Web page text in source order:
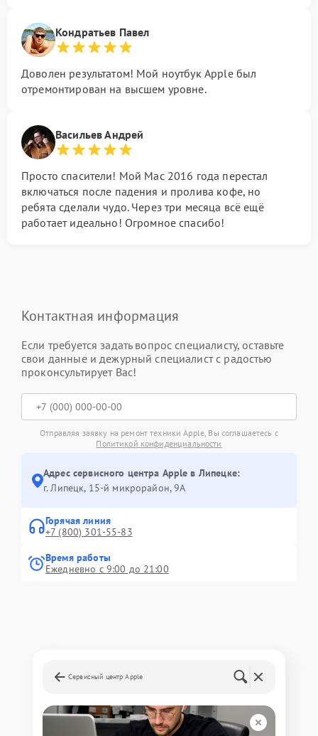
Кондратьев Павел
Доволен результатом! Мой ноутбук Apple был
отремонтирован на высшем уровне.
Васильев Андрей
Просто спасители! Мой Mac 2016 года перестал
включаться после падения и пролива кофе, но
ребята сделали чудо. Через три месяца всё ещё
работает идеально! Огромное спасибо!
Контактная информация
Если требуется задать вопрос специалисту, оставьте
свои данные и дежурный специалист с радостью
проконсультирует Вас!
Отправляя заявку на ремонт техники Apple, Вы соглашаетесь с
Политикой конфиденциальности
Адрес сервисного центра Apple в Липецке:
г. Липецк, 15-й микрорайон, 9А
Горячая линия
+7 (800) 301-55-83
Время работы
Ежедневно с 9:00 до 21:00
Сервисный центр Apple